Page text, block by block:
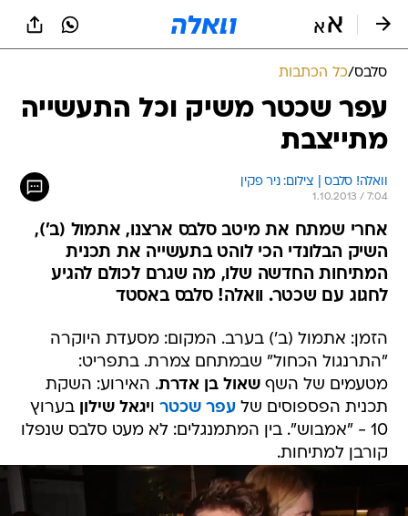
סלבס/כל הכתבות
עפר שכטר משיק וכל התעשייה
מתייצבת
וואלה! סלבס | צילום: ניר פקין
1.10.2013 / 7:04
אחרי שמתח את מיטב סלבס ארצנו, אתמול (ב'),
השיק הבלונדי הכי לוהט בתעשייה את תכנית
המתיחות החדשה שלו, מה שגרם לכולם להגיע
לחגוג עם שכטר. וואלה! סלבס באסטד
הזמן: אתמול (ב') בערב. המקום: מסעדת היוקרה
"התרנגול הכחול" שבמתחם צמרת. בתפריט:
מטעמים של השףשאול בן אדרת. האירוע: השקת
תכנית הפספוסים שלעפר שכטר ויגאל שילון בערוץ
10 - "אמבוש". בין המתמנגלים: לא מעט סלבס שנפלו
קורבן למתיחות.